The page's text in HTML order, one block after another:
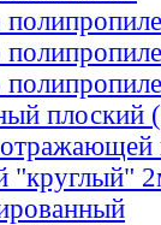
плоский
"круглый"